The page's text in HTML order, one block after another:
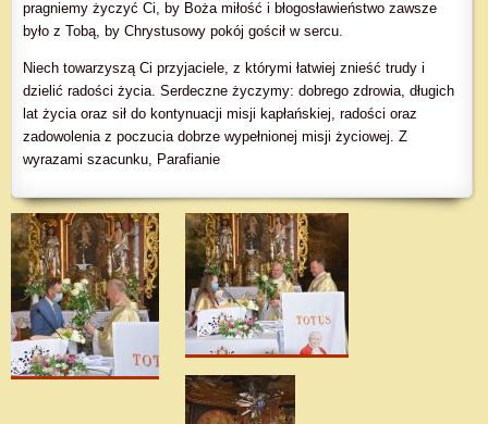
pragniemy życzyć Ci, by Boża miłość i błogosławieństwo zawsze
było z Tobą, by Chrystusowy pokój gościł w sercu.
Niech towarzyszą Ci przyjaciele, z którymi łatwiej znieść trudy i
dzielić radości życia. Serdeczne życzymy: dobrego zdrowia, długich
lat życia oraz sił do kontynuacji misji kapłańskiej, radości oraz
zadowolenia z poczucia dobrze wypełnionej misji życiowej. Z
wyrazami szacunku, Parafianie